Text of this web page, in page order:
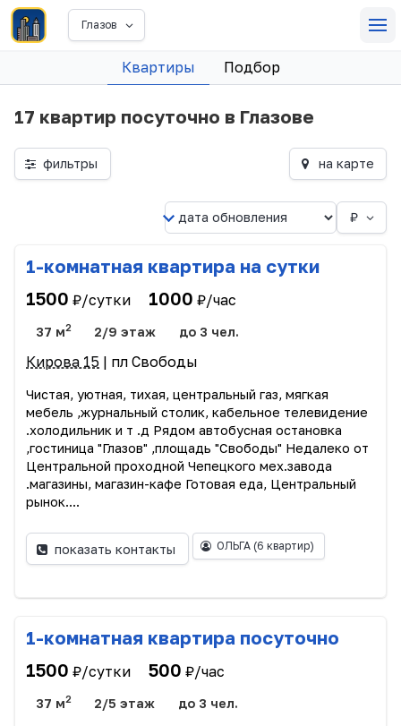
Глазов
Квартиры Подбор
17 квартир посуточно в Глазове
фильтры на карте
₽
1-комнатная квартира на сутки
1500 ₽/сутки 1000 ₽/час
37 м2 2/9 этаж до 3 чел.
Кирова 15 | пл Свободы
Чистая, уютная, тихая, центральный газ, мягкая
мебель ,журнальный столик, кабельное телевидение
.холодильник и т .д Рядом автобусная остановка
,гостиница "Глазов" ,площадь "Свободы" Недалеко от
Центральной проходной Чепецкого мех.завода
.магазины, магазин-кафе Готовая еда, Центральный
рынок....
показать контакты ОЛЬГА (6 квартир)
1-комнатная квартира посуточно
1500 ₽/сутки 500 ₽/час
37 м2 2/5 этаж до 3 чел.